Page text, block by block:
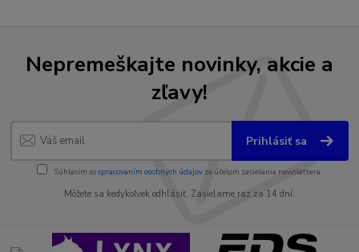
Nepremeškajte novinky, akcie a
zľavy!
Prihlásiť sa
Súhlasím sospracovaním osobných údajov za účelom zasielania newslettera.
Môžete sa kedykoľvek odhlásiť. Zasielame raz za 14 dní.